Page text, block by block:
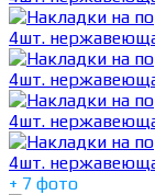
+ 7 фото